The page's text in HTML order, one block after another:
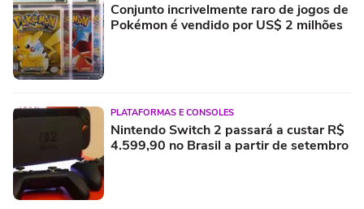
Conjunto incrivelmente raro de jogos de
Pokémon é vendido por US$ 2 milhões
PLATAFORMAS E CONSOLES
Nintendo Switch 2 passará a custar R$
4.599,90 no Brasil a partir de setembro